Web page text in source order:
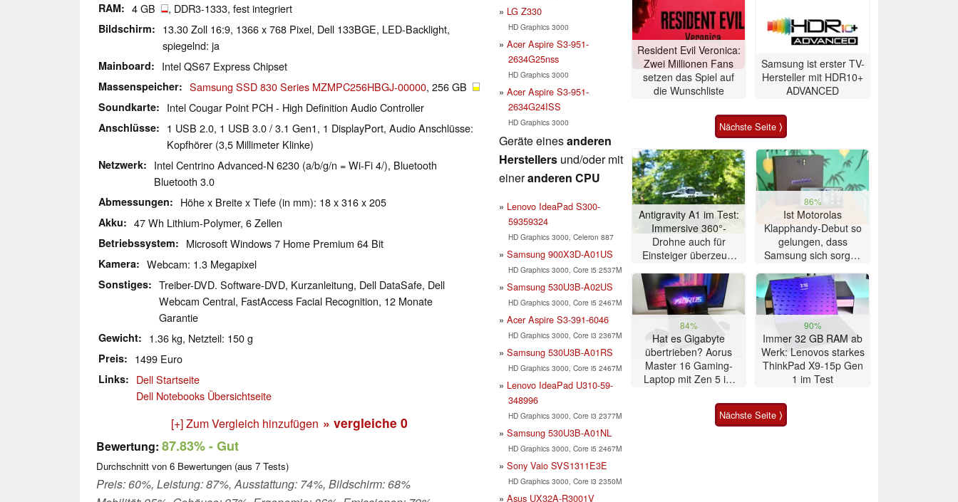
RAM 4 GB , DDR3-1333, fest integriert
Bildschirm
13.30 Zoll 16:9, 1366 x 768 Pixel, Dell 133BGE, LED-Backlight,
spiegelnd: ja
Mainboard Intel QS67 Express Chipset
Massenspeicher Samsung SSD 830 Series MZMPC256HBGJ-00000, 256 GB
Soundkarte Intel Cougar Point PCH - High Definition Audio Controller
Anschlüsse
1 USB 2.0, 1 USB 3.0 / 3.1 Gen1, 1 DisplayPort, Audio Anschlüsse:
Kopfhörer (3,5 Millimeter Klinke)
Netzwerk
Intel Centrino Advanced-N 6230 (a/b/g/n = Wi-Fi 4/), Bluetooth
Bluetooth 3.0
Abmessungen Höhe x Breite x Tiefe (in mm): 18 x 316 x 205
Akku 47 Wh Lithium-Polymer, 6 Zellen
Betriebssystem Microsoft Windows 7 Home Premium 64 Bit
Kamera Webcam: 1.3 Megapixel
Sonstiges
Treiber-DVD. Software-DVD, Kurzanleitung, Dell DataSafe, Dell
Webcam Central, FastAccess Facial Recognition, 12 Monate
Garantie
Gewicht 1.36 kg, Netzteil: 150 g
Preis 1499 Euro
Links
Dell Startseite
Dell Notebooks Übersichtseite
[+] Zum Vergleich hinzufügen » vergleiche 0
Bewertung: 87.83%- Gut
Durchschnitt von 6 Bewertungen (aus 7 Tests)
Preis: 60%, Leistung: 87%, Ausstattung: 74%, Bildschirm: 68%
LG Z330
HD Graphics 3000
Acer Aspire S3-951-
2634G25nss
HD Graphics 3000
Acer Aspire S3-951-
2634G24ISS
HD Graphics 3000
Geräte einesanderen
Herstellers und/oder mit
eineranderen CPU
Lenovo IdeaPad S300-
59359324
HD Graphics 3000, Celeron 887
Samsung 900X3D-A01US
HD Graphics 3000, Core i5 2537M
Samsung 530U3B-A02US
HD Graphics 3000, Core i5 2467M
Acer Aspire S3-391-6046
HD Graphics 3000, Core i3 2367M
Samsung 530U3B-A01RS
HD Graphics 3000, Core i5 2467M
Lenovo IdeaPad U310-59-
348996
HD Graphics 3000, Core i3 2377M
Samsung 530U3B-A01NL
HD Graphics 3000, Core i5 2467M
Sony Vaio SVS1311E3E
HD Graphics 3000, Core i3 2350M
Asus UX32A-R3001V
Resident Evil Veronica:
Zwei Millionen Fans
setzen das Spiel auf
die Wunschliste
Samsung ist erster TV-
Hersteller mit HDR10+
ADVANCED
Nächste Seite ⟩
Antigravity A1 im Test:
Immersive 360°-
Drohne auch für
Einsteiger überzeugt
86%
Ist Motorolas
Klapphandy-Debut so
gelungen, dass
Samsung sich sorgen
Smartphone im Test
84%
Hat es Gigabyte
übertrieben? Aorus
Master 16 Gaming-
Laptop mit Zen 5 im
90%
Immer 32 GB RAM ab
Werk: Lenovos starkes
ThinkPad X9-15p Gen
1 im Test
Nächste Seite ⟩